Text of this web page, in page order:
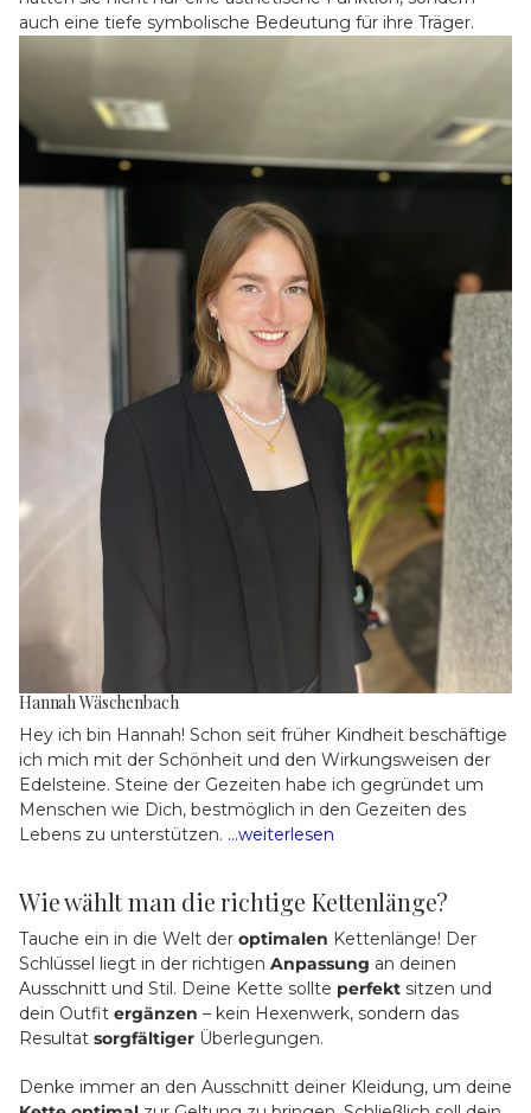
auch eine tiefe symbolische Bedeutung für ihre Träger.
Hannah Wäschenbach
Hey ich bin Hannah! Schon seit früher Kindheit beschäftige
ich mich mit der Schönheit und den Wirkungsweisen der
Edelsteine. Steine der Gezeiten habe ich gegründet um
Menschen wie Dich, bestmöglich in den Gezeiten des
Lebens zu unterstützen. ...weiterlesen
Wie wählt man die richtige Kettenlänge?
Tauche ein in die Welt der optimalen Kettenlänge! Der
Schlüssel liegt in der richtigen Anpassung an deinen
Ausschnitt und Stil. Deine Kette sollte perfekt sitzen und
dein Outfit ergänzen – kein Hexenwerk, sondern das
Resultat sorgfältiger Überlegungen.
Denke immer an den Ausschnitt deiner Kleidung, um deine